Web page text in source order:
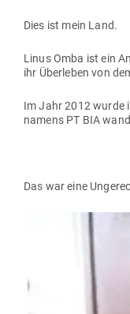
Dies ist mein Land.
Linus Omba ist ein
ihr Über­leben von
Im Jahr 2012 wurde
namens PT BIA
Das war eine